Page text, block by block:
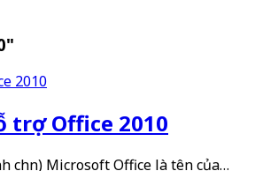
trợ Office 2010
chọn) Microsoft Office là tên của…